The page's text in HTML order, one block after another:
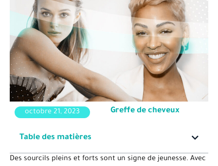
octobre 21, 2023 Greffe de cheveux
Table des matières
Des sourcils pleins et forts sont un signe de jeunesse. Avec